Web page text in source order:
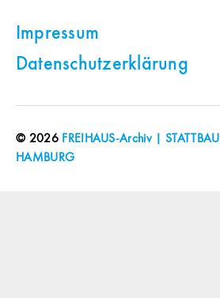
Impressum
Datenschutzerklärung
© 2026 FREIHAUS-Archiv | STATTBAU
HAMBURG